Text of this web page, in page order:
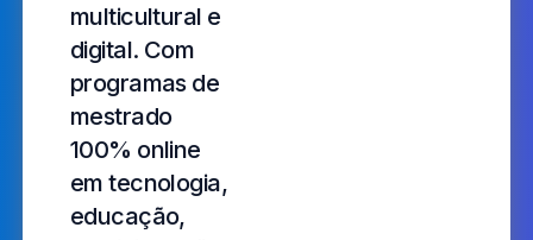
multicultural e
digital. Com
programas de
mestrado
100% online
em tecnologia,
educação,